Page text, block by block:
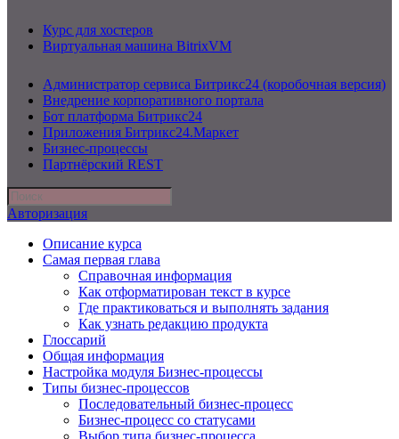
Курс для хостеров
Виртуальная машина BitrixVM
Администратор сервиса Битрикс24 (коробочная версия)
Внедрение корпоративного портала
Бот платформа Битрикс24
Приложения Битрикс24.Маркет
Бизнес-процессы
Партнёрский REST
Авторизация
Описание курса
Самая первая глава
Справочная информация
Как отформатирован текст в курсе
Где практиковаться и выполнять задания
Как узнать редакцию продукта
Глоссарий
Общая информация
Настройка модуля Бизнес-процессы
Типы бизнес-процессов
Последовательный бизнес-процесс
Бизнес-процесс со статусами
Выбор типа бизнес-процесса